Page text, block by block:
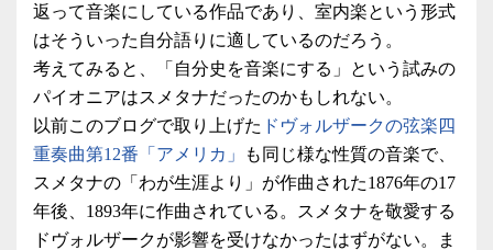
返って音楽にしている作品であり、室内楽という形式
はそういった自分語りに適しているのだろう。
考えてみると、「自分史を音楽にする」という試みの
パイオニアはスメタナだったのかもしれない。
以前このブログで取り上げた ドヴォルザークの弦楽四
重奏曲第12番「アメリカ」
も同じ様な性質の音楽で、
スメタナの「わが生涯より」が作曲された1876年の17
年後、1893年に作曲されている。スメタナを敬愛する
ドヴォルザークが影響を受けなかったはずがない。ま